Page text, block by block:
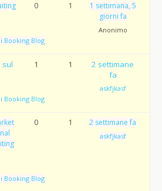
Booking Blog
0 1
1 settimana, 5
giorni fa
Anonimo
sul
Booking Blog
1 1
2 settimane
fa
askfjkasf
Booking Blog
0 1 2 settimane fa
askfjkasf